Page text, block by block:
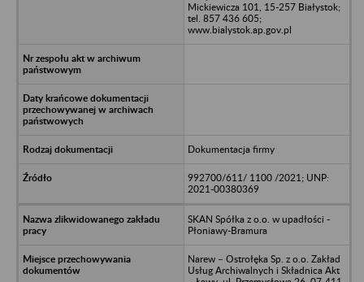
Mickiewicza 101, 15-257 Białystok;
tel. 857 436 605;
www.bialystok.ap.gov.pl
Dokumentacja firmy
992700/611/ 1100 /2021; UNP:
2021-00380369
SKAN Spółka z o.o. w upadłości -
Płoniawy-Bramura
Narew – Ostrołęka Sp. z o.o. Zakład
Usług Archiwalnych i Składnica Akt